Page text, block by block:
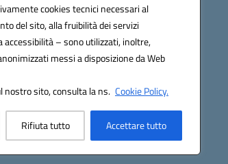
cookies tecnici necessari al
del sito, alla fruibilità dei servizi
accessibilità – sono utilizzati, inoltre,
messi a disposizione da Web
nostro sito, consulta la ns. Cookie Policy.
Rifiuta tutto Accettare tutto